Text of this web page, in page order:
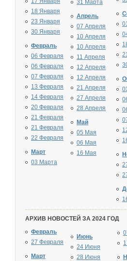
18 Января
23 Января
30 Января
Февраль
06 Февраля
06 Февраля
07 Февраля
13 Февраля
14 Февраля
20 Февраля
21 Февраля
21 Февраля
22 Февраля
Март
03 Марта
31 Марта
Апрель
07 Апреля
10 Апреля
10 Апреля
11 Апреля
12 Апреля
12 Апреля
21 Апреля
27 Апреля
28 Апреля
Май
05 Мая
06 Мая
16 Мая
АРХИВ НОВОСТЕЙ ЗА 2024 ГОД
Февраль
27 Февраля
Март
Июнь
24 Июня
28 Июня